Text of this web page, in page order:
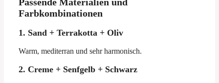
Farbkombinationen
1. Sand + Terrakotta + Oliv
Warm, mediterran und sehr harmonisch.
2. Creme + Senfgelb + Schwarz